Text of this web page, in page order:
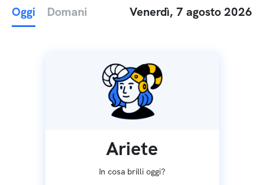
Oggi Domani Venerdì, 7 agosto 2026
Ariete
In cosa brilli oggi?